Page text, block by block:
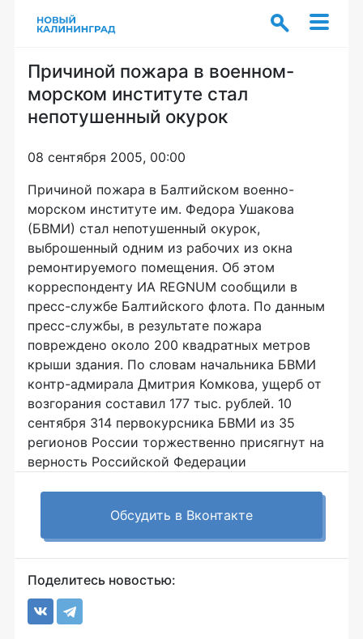
Причиной пожара в военном-
морском институте стал
непотушенный окурок
08 сентября 2005, 00:00
Причиной пожара в Балтийском военно-
морском институте им. Федора Ушакова
(БВМИ) стал непотушенный окурок,
выброшенный одним из рабочих из окна
ремонтируемого помещения. Об этом
корреспонденту ИА REGNUM сообщили в
пресс-службе Балтийского флота. По данным
пресс-службы, в результате пожара
повреждено около 200 квадратных метров
крыши здания. По словам начальника БВМИ
контр-адмирала Дмитрия Комкова, ущерб от
возгорания составил 177 тыс. рублей. 10
сентября 314 первокурсника БВМИ из 35
регионов России торжественно присягнут на
верность Российской Федерации
Обсудить в Вконтакте
Поделитесь новостью: